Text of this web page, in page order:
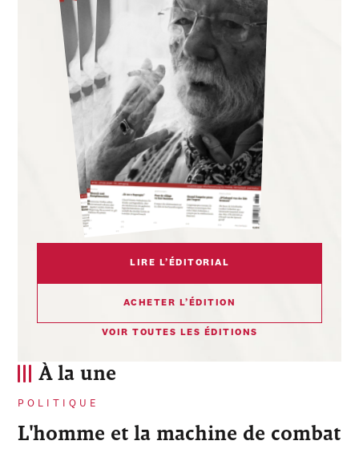
À la une
POLITIQUE
L'homme et la machine de combat
LIRE L’ÉDITORIAL
ACHETER L’ÉDITION
VOIR TOUTES LES ÉDITIONS